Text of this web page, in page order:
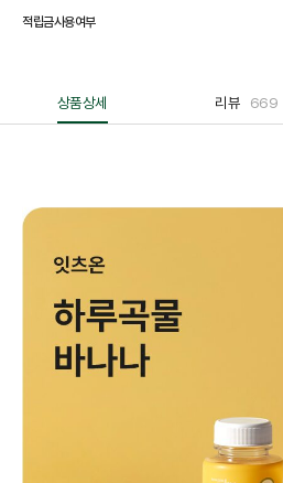
적립금사용여부
상품상세 리뷰 669